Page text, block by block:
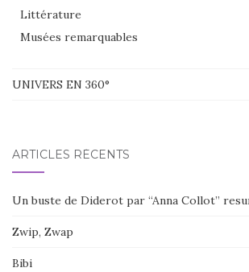
Littérature
Musées remarquables
UNIVERS EN 360°
ARTICLES RÉCENTS
Un buste de Diderot par “Anna Collot”
Zwip, Zwap
Bibi